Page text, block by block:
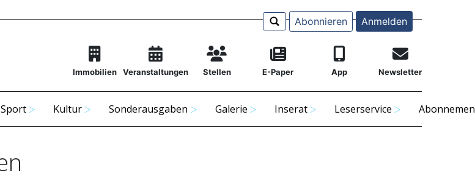
Abonnieren Anmelden
Immobilien Veranstaltungen Stellen E-Paper App Newsletter
Sport Kultur Sonderausgaben Galerie Inserat Leserservice